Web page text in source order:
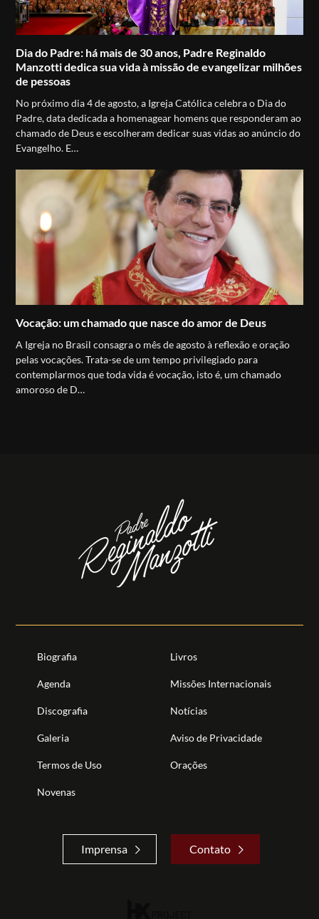
Dia do Padre: há mais de 30 anos, Padre Reginaldo
Manzotti dedica sua vida à missão de evangelizar milhões
de pessoas
No próximo dia 4 de agosto, a Igreja Católica celebra o Dia do
Padre, data dedicada a homenagear homens que responderam ao
chamado de Deus e escolheram dedicar suas vidas ao anúncio do
Evangelho. E…
Vocação: um chamado que nasce do amor de Deus
A Igreja no Brasil consagra o mês de agosto à reflexão e oração
pelas vocações. Trata-se de um tempo privilegiado para
contemplarmos que toda vida é vocação, isto é, um chamado
amoroso de D…
Biografia Livros
Agenda Missões Internacionais
Discografia Notícias
Galeria Aviso de Privacidade
Termos de Uso Orações
Novenas
Imprensa Contato